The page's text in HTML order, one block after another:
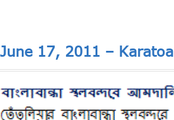
June 17, 2011 – Karatoa